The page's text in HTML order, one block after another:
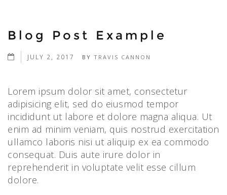
Blog Post Example
JULY 2, 2017 BYTRAVIS CANNON
Lorem ipsum dolor sit amet, consectetur
adipisicing elit, sed do eiusmod tempor
incididunt ut labore et dolore magna aliqua. Ut
enim ad minim veniam, quis nostrud exercitation
ullamco laboris nisi ut aliquip ex ea commodo
consequat. Duis aute irure dolor in
reprehenderit in voluptate velit esse cillum
dolore.